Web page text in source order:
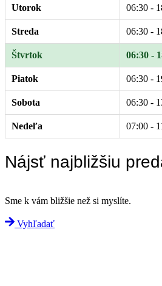
Utorok 06:30 -
Streda 06:30 -
Štvrtok 06:30 -
Piatok 06:30 -
Sobota 06:30 -
Nedeľa 07:00 -
Nájsť najbližšiu
Sme k vám bližšie než si myslíte.
Vyhľadať